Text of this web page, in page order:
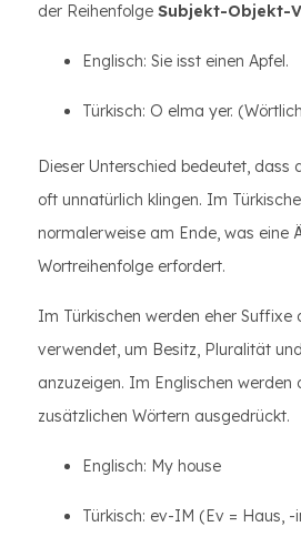
der Reihenfolge Subjekt-Objekt-
Englisch: Sie isst einen Apfel.
Türkisch: O elma yer.
Dieser Unterschied bedeutet, dass
oft unnatürlich klingen. Im
normalerweise am Ende, was eine
Wortreihenfolge erfordert.
Im Türkischen werden eher Suffixe
verwendet, um Besitz, Pluralität
anzuzeigen. Im Englischen werden
zusätzlichen Wörtern ausgedrückt.
Englisch: My house
Türkisch: ev-IM (Ev = Haus, -